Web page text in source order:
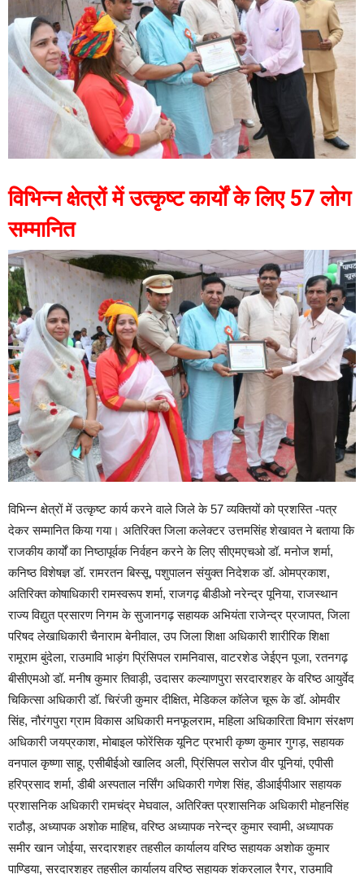
विभिन्न क्षेत्रों में उत्कृष्ट कार्यों के लिए 57 लोग
सम्मानित
विभिन्न क्षेत्रों में उत्कृष्ट कार्य करने वाले जिले के 57 व्यक्तियों को प्रशस्ति -पत्र
देकर सम्मानित किया गया। अतिरिक्त जिला कलेक्टर उत्तमसिंह शेखावत ने बताया कि
राजकीय कार्यों का निष्ठापूर्वक निर्वहन करने के लिए सीएमएचओ डॉ. मनोज शर्मा,
कनिष्ठ विशेषज्ञ डॉ. रामरतन बिस्सू, पशुपालन संयुक्त निदेशक डॉ. ओमप्रकाश,
अतिरिक्त कोषाधिकारी रामस्वरूप शर्मा, राजगढ़ बीडीओ नरेन्द्र पूनिया, राजस्थान
राज्य विद्युत प्रसारण निगम के सुजानगढ़ सहायक अभियंता राजेन्द्र प्रजापत, जिला
परिषद लेखाधिकारी चैनाराम बेनीवाल, उप जिला शिक्षा अधिकारी शारीरिक शिक्षा
रामूराम बुंदेला, राउमावि भाड़ंग प्रिंसिपल रामनिवास, वाटरशेड जेईएन पूजा, रतनगढ़
बीसीएमओ डॉ. मनीष कुमार तिवाड़ी, उदासर कल्याणपुरा सरदारशहर के वरिष्ठ आयुर्वेद
चिकित्सा अधिकारी डॉ. चिरंजी कुमार दीक्षित, मेडिकल कॉलेज चूरू के डॉ. ओमवीर
सिंह, नौरंगपुरा ग्राम विकास अधिकारी मनफूलराम, महिला अधिकारिता विभाग संरक्षण
अधिकारी जयप्रकाश, मोबाइल फोरेंसिक यूनिट प्रभारी कृष्ण कुमार गुगड़, सहायक
वनपाल कृष्णा साहू, एसीबीईओ खालिद अली, प्रिंसिपल सरोज वीर पूनियां, एपीसी
हरिप्रसाद शर्मा, डीबी अस्पताल नर्सिंग अधिकारी गणेश सिंह, डीआईपीआर सहायक
प्रशासनिक अधिकारी रामचंद्र मेघवाल, अतिरिक्त प्रशासनिक अधिकारी मोहनसिंह
राठौड़, अध्यापक अशोक माहिच, वरिष्ठ अध्यापक नरेन्द्र कुमार स्वामी, अध्यापक
समीर खान जोईया, सरदारशहर तहसील कार्यालय वरिष्ठ सहायक अशोक कुमार
पाण्डिया, सरदारशहर तहसील कार्यालय वरिष्ठ सहायक शंकरलाल रैगर, राउमावि